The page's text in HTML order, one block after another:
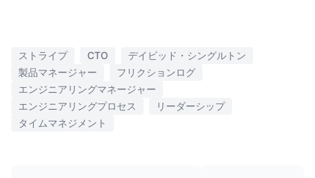
ストライプ CTO
デイビッド・シングルトン
製品マネージャー
フリクションログ
エンジニアリングマネージャー
エンジニアリングプロセス
リーダーシップ
タイムマネジメント